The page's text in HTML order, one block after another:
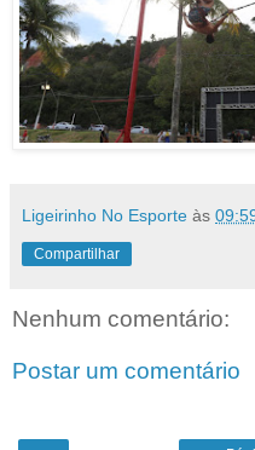
Ligeirinho No Esporte às
Compartilhar
Nenhum comentário:
Postar um comentário